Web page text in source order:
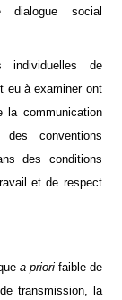
social
individuelles de
eu à examiner ont
la communication
des conventions
des conditions
et de respect
a priorifaible de
transmission, la